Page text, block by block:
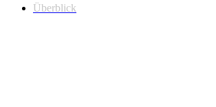
Überblick